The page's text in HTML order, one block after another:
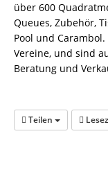
über 600
Queues, Zubehör,
Pool und
Vereine, und sind
Beratung und
Teilen